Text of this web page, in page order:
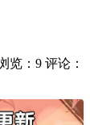
览：9 评论：